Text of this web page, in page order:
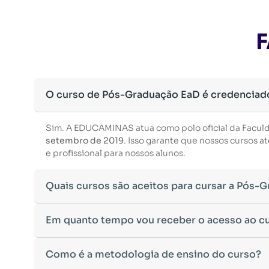
O curso de Pós-Graduação EaD é
Sim. A EDUCAMINAS atua como polo oficial da
setembro de 2019. Isso garante que nossos cursos
e profissional para nossos alunos.
Quais cursos são aceitos para cursar a Pós-
Para ingressar em um curso de pós-graduação, é
•Licenciatura– Formação voltada para o magistério
Em quanto tempo vou receber o acesso ao
Após a conclusão da sua matrícula e a confirmação
Como é a metodologia de ensino do curso?